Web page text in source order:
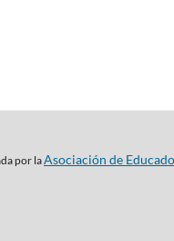
por laAsociación de